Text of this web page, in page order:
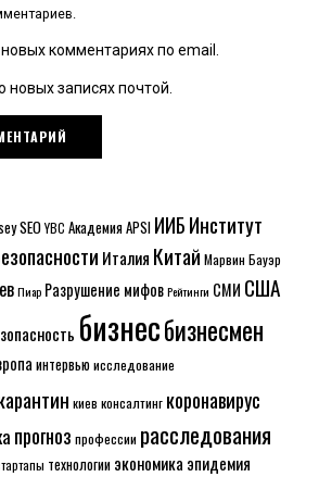
комментариях по email.
записях почтой.
SEO YBC Академия APSI ИИБИнститут
Италия Китай Марвин Бауэр
Пиар Разрушение мифов Рейтинги СМИ США
бизнесбизнесмен
интервьюисследование
киев консалтинг коронавирус
прогноз профессии расследования
технологии экономика эпидемия